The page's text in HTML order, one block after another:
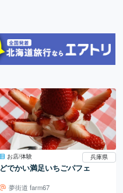
お店/体験 兵庫県
どでかい満足いちごパフェ
夢街道 farm67